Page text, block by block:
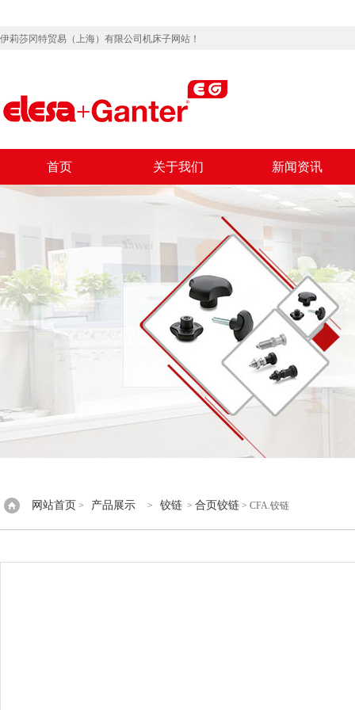
伊莉莎冈特贸易（上海）有限公司机床子网站！
首页 关于我们 新闻资讯
网站首页 > 产品展示 > 铰链 > 合页铰链 > CFA.铰链